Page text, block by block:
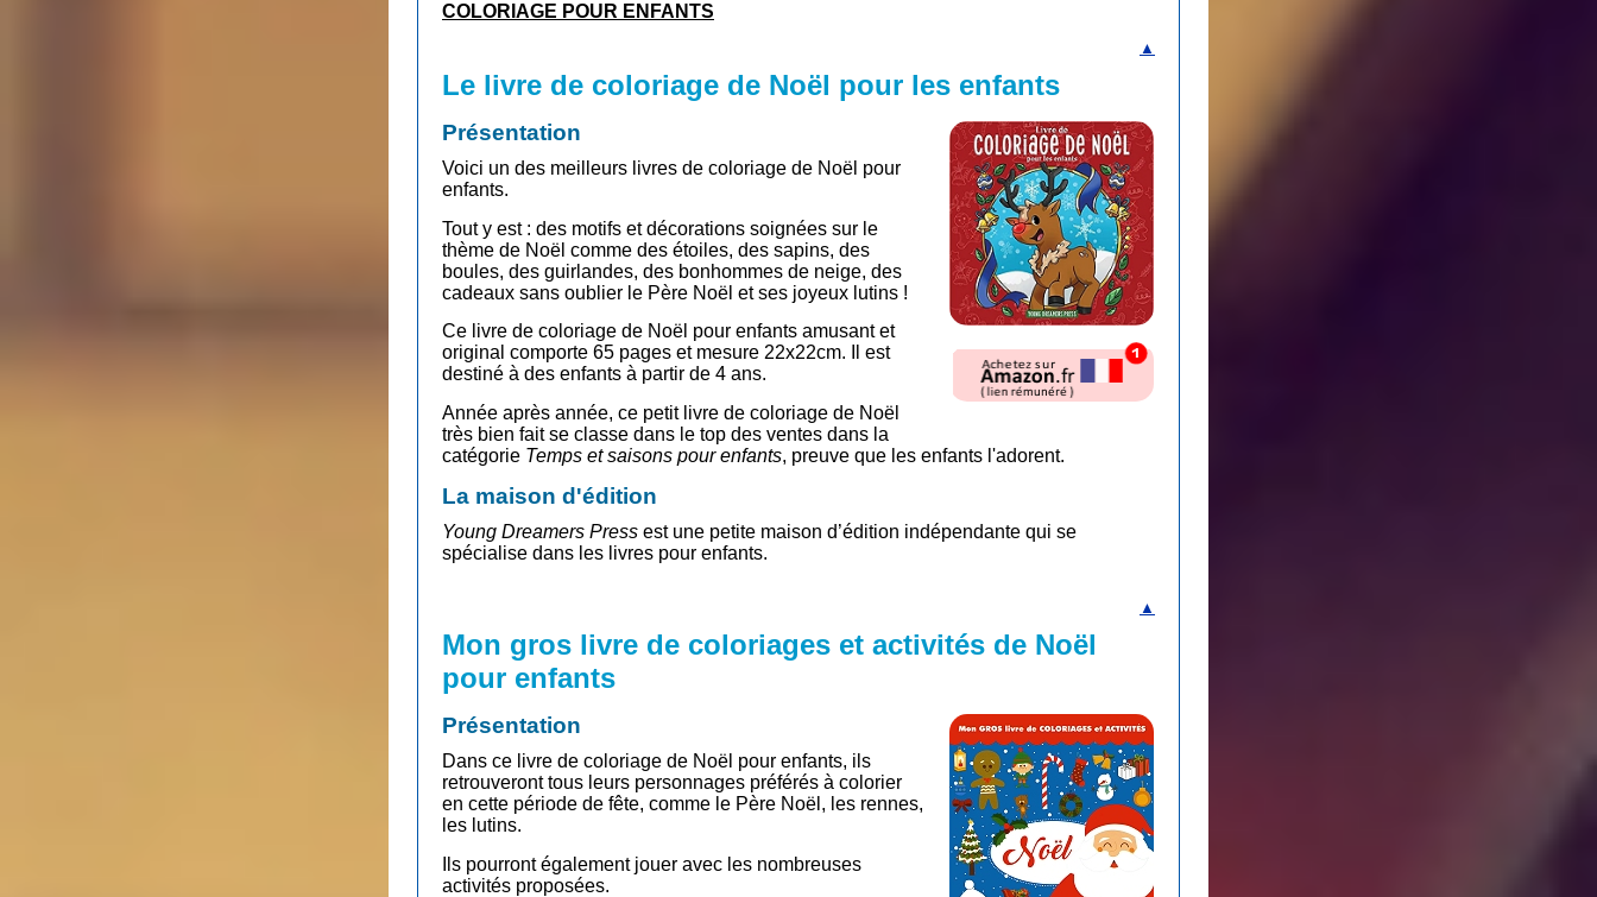
COLORIAGE POUR ENFANTS
▲
Le livre de coloriage de Noël pour les enfants
Présentation
Voici un des meilleurs livres de coloriage de Noël pour
enfants.
Tout y est : des motifs et décorations soignées sur le
thème de Noël comme des étoiles, des sapins, des
boules, des guirlandes, des bonhommes de neige, des
cadeaux sans oublier le Père Noël et ses joyeux lutins !
Ce livre de coloriage de Noël pour enfants amusant et
original comporte 65 pages et mesure 22x22cm. Il est
destiné à des enfants à partir de 4 ans.
Année après année, ce petit livre de coloriage de Noël
très bien fait se classe dans le top des ventes dans la
catégorie Temps et saisons pour enfants, preuve que les enfants l'adorent.
La maison d'édition
Young Dreamers Press est une petite maison d’édition indépendante qui se
spécialise dans les livres pour enfants.
▲
Mon gros livre de coloriages et activités de Noël
pour enfants
Présentation
Dans ce livre de coloriage de Noël pour enfants, ils
retrouveront tous leurs personnages préférés à colorier
en cette période de fête, comme le Père Noël, les rennes,
les lutins.
Ils pourront également jouer avec les nombreuses
activités proposées.